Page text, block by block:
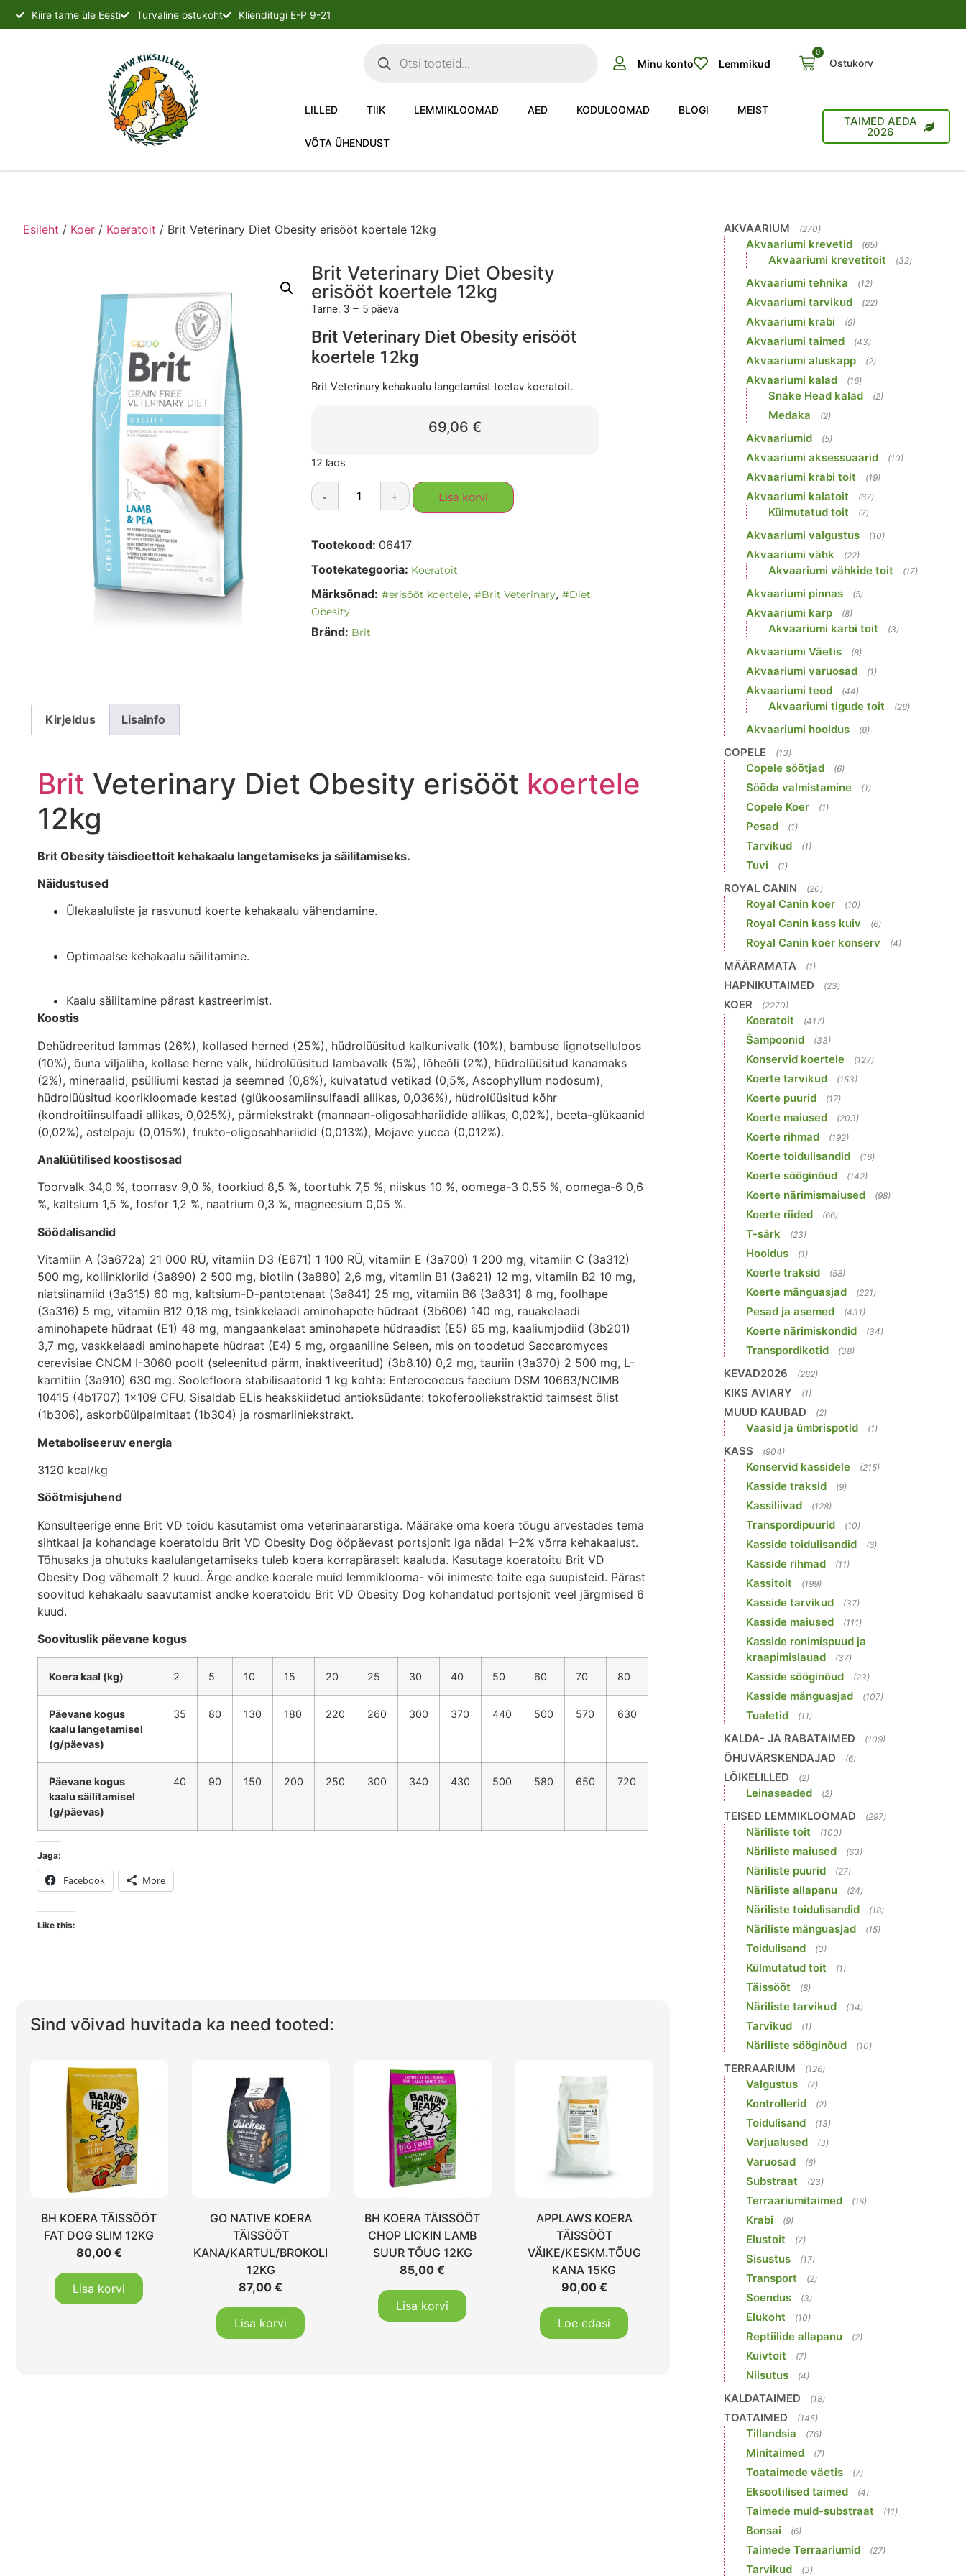
Kiire tarne üle Eesti Turvaline ostukoht Klienditugi E-P 9-21
Minu konto Lemmikud
0
Ostukorv
LILLED TIIK LEMMIKLOOMAD AED KODULOOMAD BLOGI MEIST
VÕTA ÜHENDUST
TAIMED AEDA
2026
Esileht / Koer / Koeratoit / Brit Veterinary Diet Obesity erisööt koertele 12kg
Brit Veterinary Diet Obesity
erisööt koertele 12kg
Tarne: 3 – 5 päeva
Brit Veterinary Diet Obesity erisööt
koertele 12kg
Brit Veterinary kehakaalu langetamist toetav koeratoit.
69,06 €
12 laos
- + Lisa korvi
Tootekood: 06417
Tootekategooria: Koeratoit
Märksõnad: #erisööt koertele, #Brit Veterinary, #Diet
Obesity
Bränd: Brit
Kirjeldus Lisainfo
Brit Veterinary Diet Obesity erisööt koertele
12kg
Brit Obesity täisdieettoit kehakaalu langetamiseks ja säilitamiseks.
Näidustused
Ülekaaluliste ja rasvunud koerte kehakaalu vähendamine.
Optimaalse kehakaalu säilitamine.
Kaalu säilitamine pärast kastreerimist.
Koostis
Dehüdreeritud lammas (26%), kollased herned (25%), hüdrolüüsitud kalkunivalk (10%), bambuse lignotselluloos
(10%), õuna viljaliha, kollase herne valk, hüdrolüüsitud lambavalk (5%), lõheõli (2%), hüdrolüüsitud kanamaks
(2%), mineraalid, psülliumi kestad ja seemned (0,8%), kuivatatud vetikad (0,5%, Ascophyllum nodosum),
hüdrolüüsitud koorikloomade kestad (glükoosamiinsulfaadi allikas, 0,036%), hüdrolüüsitud kõhr
(kondroitiinsulfaadi allikas, 0,025%), pärmiekstrakt (mannaan-oligosahhariidide allikas, 0,02%), beeta-glükaanid
(0,02%), astelpaju (0,015%), frukto-oligosahhariidid (0,013%), Mojave yucca (0,012%).
Analüütilised koostisosad
Toorvalk 34,0 %, toorrasv 9,0 %, toorkiud 8,5 %, toortuhk 7,5 %, niiskus 10 %, oomega-3 0,55 %, oomega-6 0,6
%, kaltsium 1,5 %, fosfor 1,2 %, naatrium 0,3 %, magneesium 0,05 %.
Söödalisandid
Vitamiin A (3a672a) 21 000 RÜ, vitamiin D3 (E671) 1 100 RÜ, vitamiin E (3a700) 1 200 mg, vitamiin C (3a312)
500 mg, koliinkloriid (3a890) 2 500 mg, biotiin (3a880) 2,6 mg, vitamiin B1 (3a821) 12 mg, vitamiin B2 10 mg,
niatsiinamiid (3a315) 60 mg, kaltsium-D-pantotenaat (3a841) 25 mg, vitamiin B6 (3a831) 8 mg, foolhape
(3a316) 5 mg, vitamiin B12 0,18 mg, tsinkkelaadi aminohapete hüdraat (3b606) 140 mg, rauakelaadi
aminohapete hüdraat (E1) 48 mg, mangaankelaat aminohapete hüdraadist (E5) 65 mg, kaaliumjodiid (3b201)
3,7 mg, vaskkelaadi aminohapete hüdraat (E4) 5 mg, orgaaniline Seleen, mis on toodetud Saccaromyces
cerevisiae CNCM I-3060 poolt (seleenitud pärm, inaktiveeritud) (3b8.10) 0,2 mg, tauriin (3a370) 2 500 mg, L-
karnitiin (3a910) 630 mg. Soolefloora stabilisaatorid 1 kg kohta: Enterococcus faecium DSM 10663/NCIMB
10415 (4b1707) 1×109 CFU. Sisaldab ELis heakskiidetud antioksüdante: tokoferooliekstraktid taimsest õlist
(1b306), askorbüülpalmitaat (1b304) ja rosmariiniekstrakt.
Metaboliseeruv energia
3120 kcal/kg
Söötmisjuhend
Konsulteerige enne Brit VD toidu kasutamist oma veterinaararstiga. Määrake oma koera tõugu arvestades tema
sihtkaal ja kohandage koeratoidu Brit VD Obesity Dog ööpäevast portsjonit iga nädal 1–2% võrra kehakaalust.
Tõhusaks ja ohutuks kaalulangetamiseks tuleb koera korrapäraselt kaaluda. Kasutage koeratoitu Brit VD
Obesity Dog vähemalt 2 kuud. Ärge andke koerale muid lemmiklooma- või inimeste toite ega suupisteid. Pärast
soovitud kehakaalu saavutamist andke koeratoidu Brit VD Obesity Dog kohandatud portsjonit veel järgmised 6
kuud.
Soovituslik päevane kogus
Koera kaal (kg) 2 5 10 15 20 25 30 40 50 60 70 80
Päevane kogus
kaalu langetamisel
(g/päevas)
35 80 130 180 220 260 300 370 440 500 570 630
Päevane kogus
kaalu säilitamisel
(g/päevas)
40 90 150 200 250 300 340 430 500 580 650 720
Jaga:
Facebook More
Like this:
Sind võivad huvitada ka need tooted:
BH KOERA TÄISSÖÖT
FAT DOG SLIM 12KG
80,00 €
Lisa korvi
GO NATIVE KOERA
TÄISSÖÖT
KANA/KARTUL/BROKOLI
12KG
87,00€
Lisa korvi
BH KOERA TÄISSÖÖT
CHOP LICKIN LAMB
SUUR TÕUG 12KG
85,00€
Lisa korvi
APPLAWS KOERA
TÄISSÖÖT
VÄIKE/KESKM.TÕUG
KANA 15KG
90,00 €
Loe edasi
AKVAARIUM (270)
Akvaariumi krevetid (65)
Akvaariumi krevetitoit (32)
Akvaariumi tehnika (12)
Akvaariumi tarvikud (22)
Akvaariumi krabi (9)
Akvaariumi taimed (43)
Akvaariumi aluskapp (2)
Akvaariumi kalad (16)
Snake Head kalad (2)
Medaka (2)
Akvaariumid (5)
Akvaariumi aksessuaarid (10)
Akvaariumi krabi toit (19)
Akvaariumi kalatoit (67)
Külmutatud toit (7)
Akvaariumi valgustus (10)
Akvaariumi vähk (22)
Akvaariumi vähkide toit (17)
Akvaariumi pinnas (5)
Akvaariumi karp (8)
Akvaariumi karbi toit (3)
Akvaariumi Väetis (8)
Akvaariumi varuosad (1)
Akvaariumi teod (44)
Akvaariumi tigude toit (28)
Akvaariumi hooldus (8)
COPELE (13)
Copele söötjad (6)
Sööda valmistamine (1)
Copele Koer (1)
Pesad (1)
Tarvikud (1)
Tuvi (1)
ROYAL CANIN (20)
Royal Canin koer (10)
Royal Canin kass kuiv (6)
Royal Canin koer konserv (4)
MÄÄRAMATA (1)
HAPNIKUTAIMED (23)
KOER (2270)
Koeratoit (417)
Šampoonid (33)
Konservid koertele (127)
Koerte tarvikud (153)
Koerte puurid (17)
Koerte maiused (203)
Koerte rihmad (192)
Koerte toidulisandid (16)
Koerte sööginõud (142)
Koerte närimismaiused (98)
Koerte riided (66)
T-särk (23)
Hooldus (1)
Koerte traksid (58)
Koerte mänguasjad (221)
Pesad ja asemed (431)
Koerte närimiskondid (34)
Transpordikotid (38)
KEVAD2026 (282)
KIKS AVIARY (1)
MUUD KAUBAD (2)
Vaasid ja ümbrispotid (1)
KASS (904)
Konservid kassidele (215)
Kasside traksid (9)
Kassiliivad (128)
Transpordipuurid (10)
Kasside toidulisandid (6)
Kasside rihmad (11)
Kassitoit (199)
Kasside tarvikud (37)
Kasside maiused (111)
Kasside ronimispuud ja
kraapimislauad
(37)
Kasside sööginõud (23)
Kasside mänguasjad (107)
Tualetid (11)
KALDA- JA RABATAIMED (109)
ÕHUVÄRSKENDAJAD (6)
LÕIKELILLED (2)
Leinaseaded (2)
TEISED LEMMIKLOOMAD (297)
Näriliste toit (100)
Näriliste maiused (63)
Näriliste puurid (27)
Näriliste allapanu (24)
Näriliste toidulisandid (18)
Näriliste mänguasjad (15)
Toidulisand (3)
Külmutatud toit (1)
Täissööt (8)
Näriliste tarvikud (34)
Tarvikud (1)
Näriliste sööginõud (10)
TERRAARIUM (126)
Valgustus (7)
Kontrollerid (2)
Toidulisand (13)
Varjualused (3)
Varuosad (6)
Substraat (23)
Terraariumitaimed (16)
Krabi (9)
Elustoit (7)
Sisustus (17)
Transport (2)
Soendus (3)
Elukoht (10)
Reptiilide allapanu (2)
Kuivtoit (7)
Niisutus (4)
KALDATAIMED (18)
TOATAIMED (145)
Tillandsia (76)
Minitaimed (7)
Toataimede väetis (7)
Eksootilised taimed (4)
Taimede muld-substraat (11)
Bonsai (6)
Taimede Terraariumid (27)
Tarvikud (3)